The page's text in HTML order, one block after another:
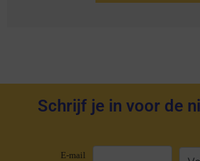
Schrijf je in voor de
E-mail